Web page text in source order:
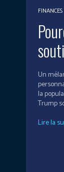
FINANCES
Un
la
Trump
Lire la